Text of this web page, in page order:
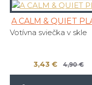
A CALM & QUIET
Votívna sviečka v skle
3,43 € 4,90 €